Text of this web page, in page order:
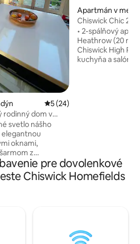
Priemerné ohodnotenie 5
5 (24)
rodinný dom v
svetlo nášho
oknami,
z
spálňou
svetlom. Ideálne
príjemné a
pohovke
hosťa). Ďalší hostia
Apartmán v
Green
Chiswick Chic
| Smerom k stanici
• 2-spálňový
Heathrow (20 minút) • Na
Chiswick High Road • Moderná
kuchyňa a salónik • Súkromný, tichý
pre dovolenkové
Chiswick Homefields